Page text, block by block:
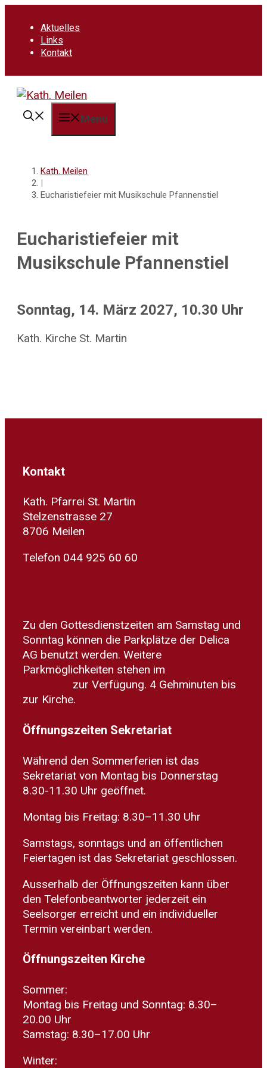
Inhalt
Aktuelles
Links
Kontakt
Menu
Kath. Meilen
|
Eucharistiefeier mit Musikschule Pfannenstiel
Eucharistiefeier mit
Musikschule Pfannenstiel
Sonntag, 14. März 2027, 10.30 Uhr
Kath. Kirche St. Martin
Kontakt
Kath. Pfarrei St. Martin
Stelzenstrasse 27
8706 Meilen
Telefon 044 925 60 60
Zu den Gottesdienstzeiten am Samstag und
Sonntag können die Parkplätze der Delica
AG benutzt werden. Weitere
Parkmöglichkeiten stehen im
zur Verfügung. 4 Gehminuten bis
zur Kirche.
Öffnungszeiten Sekretariat
Während den Sommerferien ist das
Sekretariat von Montag bis Donnerstag
8.30-11.30 Uhr geöffnet.
Montag bis Freitag: 8.30–11.30 Uhr
Samstags, sonntags und an öffentlichen
Feiertagen ist das Sekretariat geschlossen.
Ausserhalb der Öffnungszeiten kann über
den Telefonbeantworter jederzeit ein
Seelsorger erreicht und ein individueller
Termin vereinbart werden.
Öffnungszeiten Kirche
Sommer:
Montag bis Freitag und Sonntag: 8.30–
20.00 Uhr
Samstag: 8.30–17.00 Uhr
Winter: